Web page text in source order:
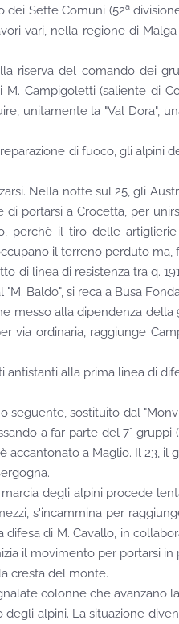
Sette Comuni (52a
vari, nella regione di
del comando dei
Campigoletti (saliente di
unitamente la "Val Dora",
di fuoco, gli alpini
Nella notte sul 25, gli
portarsi a Crocetta, per
il tiro delle
il terreno perduto
di linea di resistenza tra q.
Baldo", si reca a Busa
messo alla dipendenza della
ordinaria, raggiunge
alla prima linea di
sostituito dal
a far parte del 7°
a Maglio. Il 23, il
degli alpini procede
s'incammina per
di M. Cavallo, in
il movimento per portarsi in
cresta del monte.
colonne che avanzano
alpini. La situazione